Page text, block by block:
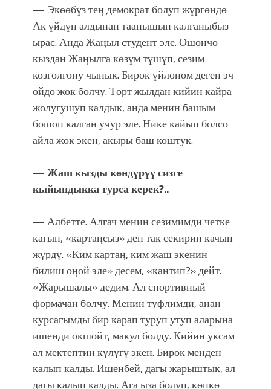
— Экөөбүз теӊ демократ болуп жүргөндө
Ак үйдүн алдынан таанышып калганыбыз
ырас. Анда Жаӊыл студент эле. Ошончо
кыздан Жаӊылга көзүм түшүп, сезим
козголгону чынык. Бирок үйлөнөм деген эч
ойдо жок болчу. Төрт жылдан кийин кайра
жолугушуп калдык, анда менин башым
бошоп калган учур эле. Нике кайып болсо
айла жок экен, акыры баш коштук.
— Жаш кызды көндүрүү сизге
кыйындыкка турса керек?..
— Албетте. Алгач менин сезимимди четке
кагып, «картаӊсыз» деп так секирип качып
жүрдү. «Ким картаӊ, ким жаш экенин
билиш оӊой эле» десем, «кантип?» дейт.
«Жарышалы» дедим. Ал спортивный
формачан болчу. Менин туфлимди, анан
курсагымды бир карап туруп утуп аларына
ишенди окшойт, макул болду. Кийин уксам
ал мектептин күлүгү экен. Бирок менден
калып калды. Ишенбей, дагы жарыштык, ал
дагы калып калды. Ага ыза болуп, көпкө